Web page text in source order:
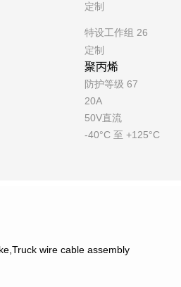
定制
特设工作组 26
定制
聚丙烯
防护等级 67
20A
50V直流
-40°C 至 +125°C
wire cable assembly